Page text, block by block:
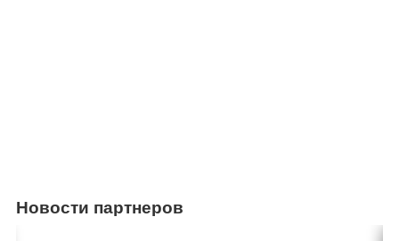
Новости партнеров